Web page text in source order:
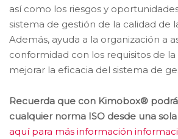
así como los riesgos y
sistema de gestión de la calidad de
Además, ayuda a la organización a
conformidad con los requisitos de
mejorar la eficacia del sistema de
Recuerda que con Kimobox®
cualquier norma ISO desde una
aquí para más información